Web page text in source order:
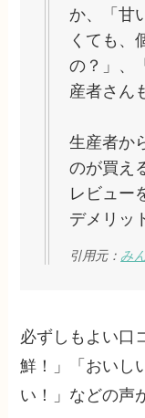
か、「甘
くても、
の？」、
産者さん
生産者か
のが買え
レビュー
デメリッ
引用元： み
必ずしもよい口
鮮！」「おいし
い！」などの声